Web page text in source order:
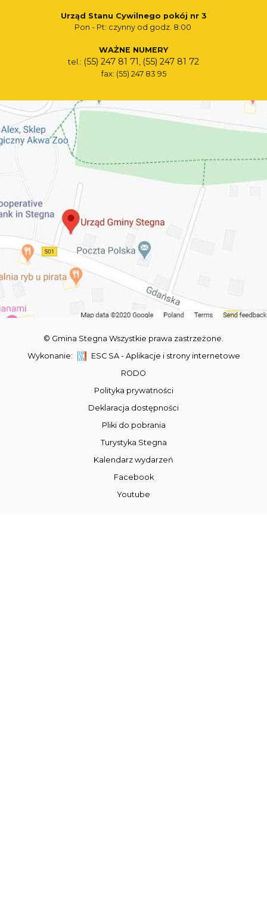
Urząd Stanu Cywilnego pokój nr 3
Pon - Pt: czynny od godz. 8:00
WAŻNE NUMERY
tel.: (55) 247 81 71 (55) 247 81 72
fax: (55) 247 83 95
© Gmina Stegna Wszystkie prawa zastrzeżone.
Wykonanie:
ESC SA- Aplikacje i strony internetowe
RODO
Polityka prywatności
Deklaracja dostępności
Pliki do pobrania
Turystyka Stegna
Kalendarz wydarzeń
Facebook
Youtube